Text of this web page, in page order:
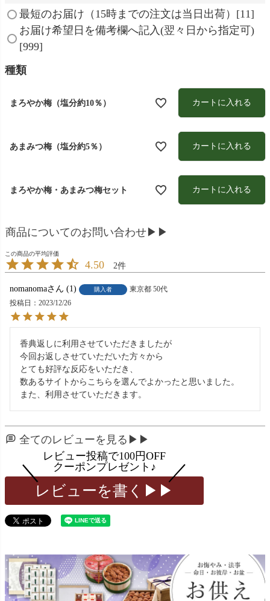
)
(
必
最短のお届け（15時までの注文は当日出荷）[11]
お届け希望日を備考欄へ記入(翌々日から指定可)
[999]
種類
まろやか梅（塩分約10％） カートに入れる
あまみつ梅（塩分約5％） カートに入れる
まろやか梅・あまみつ梅セット カートに入れる
商品についてのお問い合わせ▶▶
4.50 2
nomanoma 1 購入者 東京都 50代
投稿日
2023/12/26
香典返しに利用させていただきましたが
今回お返しさせていただいた方々から
とても好評な反応をいただき、
数あるサイトからこちらを選んでよかったと思いました。
また、利用させていただきます。
全てのレビューを見る▶▶
レビューを書く▶▶